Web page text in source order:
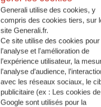
Devis assurance auto
Obtenir une estimation
Generali utilise des cookies, y
compris des cookies tiers, sur
site Generali.fr.
Ce site utilise des cookies pour
l’analyse et l'amélioration de
l’expérience utilisateur, la
l’analyse d’audience,
avec les réseaux sociaux, le
publicitaire (ex : Les cookies de
Google sont utilisés pour la